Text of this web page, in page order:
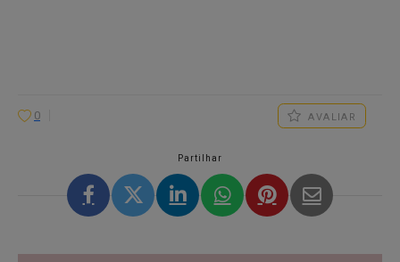
0 AVALIAR
Partilhar